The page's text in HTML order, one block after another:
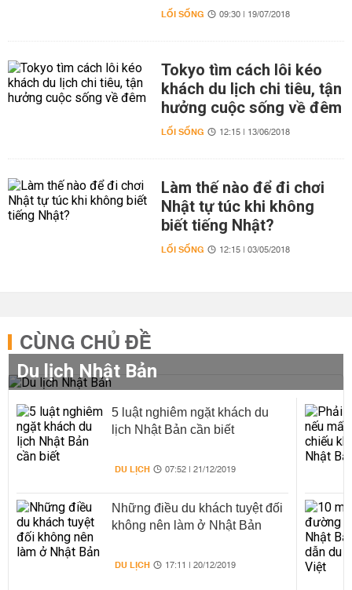
LỐI SỐNG 09:30 | 19/07/2018
Tokyo tìm cách lôi kéo
khách du lịch chi tiêu, tận
hưởng cuộc sống về đêm
LỐI SỐNG 12:15 | 13/06/2018
Làm thế nào để đi chơi
Nhật tự túc khi không
biết tiếng Nhật?
LỐI SỐNG 12:15 | 03/05/2018
CÙNG CHỦ ĐỀ
Du lịch Nhật Bản
5 luật nghiêm ngặt khách du
lịch Nhật Bản cần biết
DU LỊCH 07:52 | 21/12/2019
Những điều du khách tuyệt đối
không nên làm ở Nhật Bản
DU LỊCH 17:11 | 20/12/2019